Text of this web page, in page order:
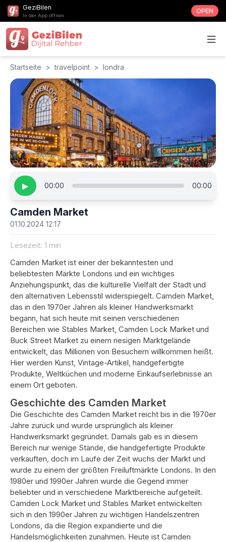
GeziBilen
In der App öffnen
OPEN
Startseite > travelpoint > londra
▶ 00:00 00:00
Camden Market
01.10.2024 12:17
Lesezeit: 1 min
Camden Market ist einer der bekanntesten und
beliebtesten Märkte Londons und ein wichtiges
Anziehungspunkt, das die kulturelle Vielfalt der Stadt und
den alternativen Lebensstil widerspiegelt. Camden Market,
das in den 1970er Jahren als kleiner Handwerksmarkt
begann, hat sich heute mit seinen verschiedenen
Bereichen wie Stables Market, Camden Lock Market und
Buck Street Market zu einem riesigen Marktgelände
entwickelt, das Millionen von Besuchern willkommen heißt.
Hier werden Kunst, Vintage-Artikel, handgefertigte
Produkte, Weltküchen und moderne Einkaufserlebnisse an
einem Ort geboten.
Geschichte des Camden Market
Die Geschichte des Camden Market reicht bis in die 1970er
Jahre zurück und wurde ursprünglich als kleiner
Handwerksmarkt gegründet. Damals gab es in diesem
Bereich nur wenige Stände, die handgefertigte Produkte
verkauften, doch im Laufe der Zeit wuchs der Markt und
wurde zu einem der größten Freiluftmärkte Londons. In den
1980er und 1990er Jahren wurde die Gegend immer
beliebter und in verschiedene Marktbereiche aufgeteilt.
Camden Lock Market und Stables Market entwickelten
sich in den 1990er Jahren zu wichtigen Handelszentren
Londons, da die Region expandierte und die
Handelsmöglichkeiten zunahmen. Heute ist Camden